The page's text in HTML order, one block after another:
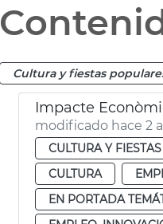
Cultura y fiestas
Impacte
modificado hace 2
CULTURA Y
CULTURA
EN PORTADA